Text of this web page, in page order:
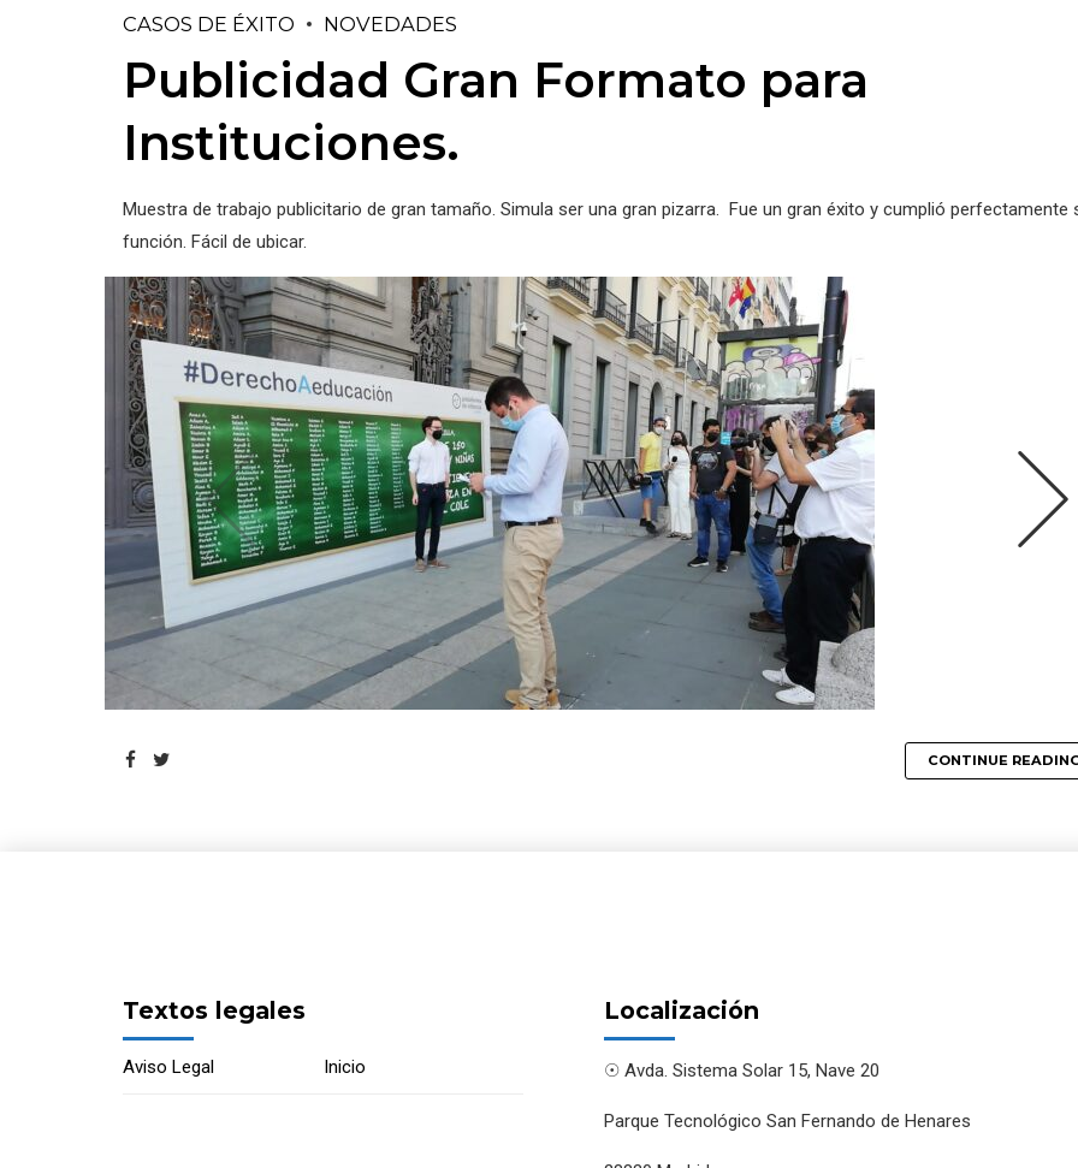
CASOS DE ÉXITO NOVEDADES
Publicidad Gran Formato para
Instituciones.
Muestra de trabajo publicitario de gran tamaño. Simula ser una gran pizarra. Fue un gran éxito y cumplió perfectamente
función. Fácil de ubicar.
CONTINUE
Textos legales
Aviso Legal Inicio
Localización
☉ Avda. Sistema Solar 15, Nave 20
Parque Tecnológico San Fernando de Henares